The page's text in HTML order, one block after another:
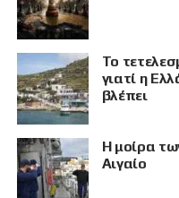
Το
γιατί η
βλέπει
Η μοίρα
Αιγαίο